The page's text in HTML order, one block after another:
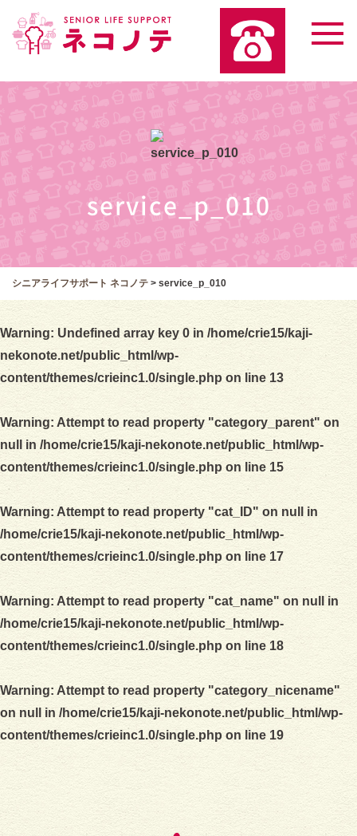
service_p_010
シニアライフサポート ネコノテ > service_p_010
Warning: Undefined array key 0 in /home/crie15/kaji-
nekonote.net/public_html/wp-
content/themes/crieinc1.0/single.php on line 13
Warning: Attempt to read property "category_parent" on
null in /home/crie15/kaji-nekonote.net/public_html/wp-
content/themes/crieinc1.0/single.php on line 15
Warning: Attempt to read property "cat_ID" on null in
/home/crie15/kaji-nekonote.net/public_html/wp-
content/themes/crieinc1.0/single.phpon line 17
Warning: Attempt to read property "cat_name" on null in
/home/crie15/kaji-nekonote.net/public_html/wp-
content/themes/crieinc1.0/single.php on line 18
Warning: Attempt to read property "category_nicename"
on null in /home/crie15/kaji-nekonote.net/public_html/wp-
content/themes/crieinc1.0/single.php on line 19